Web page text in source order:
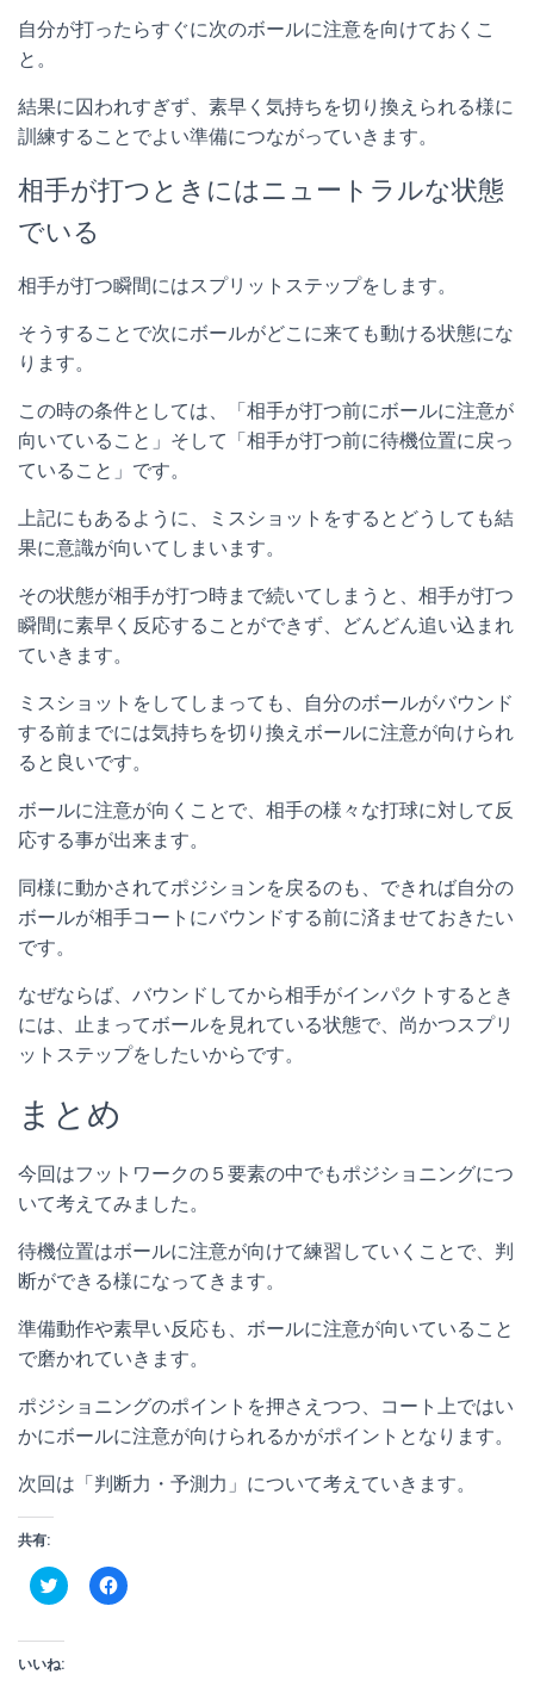
自分が打ったらすぐに次のボールに注意を向けておくこ
と。
結果に囚われすぎず、素早く気持ちを切り換えられる様に
訓練することでよい準備につながっていきます。
相手が打つときにはニュートラルな状態
でいる
相手が打つ瞬間にはスプリットステップをします。
そうすることで次にボールがどこに来ても動ける状態にな
ります。
この時の条件としては、「相手が打つ前にボールに注意が
向いていること」そして「相手が打つ前に待機位置に戻っ
ていること」です。
上記にもあるように、ミスショットをするとどうしても結
果に意識が向いてしまいます。
その状態が相手が打つ時まで続いてしまうと、相手が打つ
瞬間に素早く反応することができず、どんどん追い込まれ
ていきます。
ミスショットをしてしまっても、自分のボールがバウンド
する前までには気持ちを切り換えボールに注意が向けられ
ると良いです。
ボールに注意が向くことで、相手の様々な打球に対して反
応する事が出来ます。
同様に動かされてポジションを戻るのも、できれば自分の
ボールが相手コートにバウンドする前に済ませておきたい
です。
なぜならば、バウンドしてから相手がインパクトするとき
には、止まってボールを見れている状態で、尚かつスプリ
ットステップをしたいからです。
まとめ
今回はフットワークの５要素の中でもポジショニングにつ
いて考えてみました。
待機位置はボールに注意が向けて練習していくことで、判
断ができる様になってきます。
準備動作や素早い反応も、ボールに注意が向いていること
で磨かれていきます。
ポジショニングのポイントを押さえつつ、コート上ではい
かにボールに注意が向けられるかがポイントとなります。
次回は「判断力・予測力」について考えていきます。
共有:
ク
リ
し
て
T
F
a
いいね: